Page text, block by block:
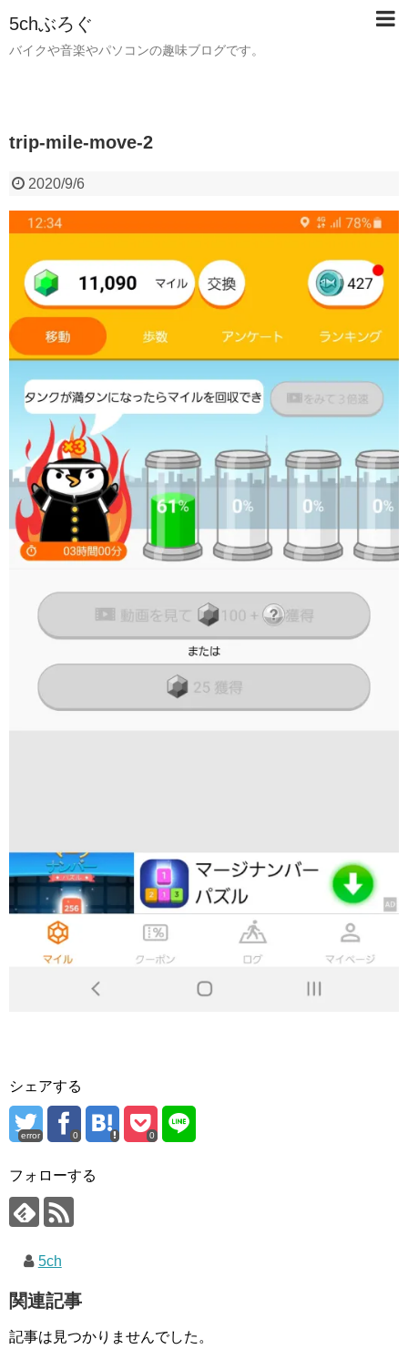
5chぶろぐ
バイクや音楽やパソコンの趣味ブログです。
trip-mile-move-2
2020/9/6
シェアする
error 0 0
フォローする
5ch
関連記事
記事は見つかりませんでした。